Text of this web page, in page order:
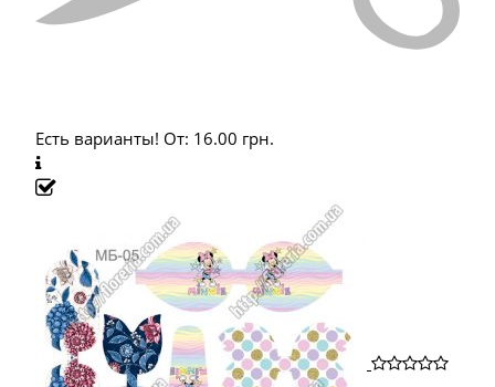
Есть варианты! От: 16.00 грн.